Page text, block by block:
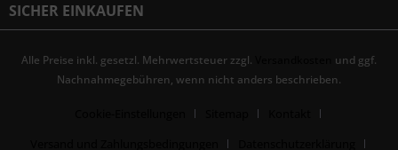
SICHER EINKAUFEN
Alle Preise inkl. gesetzl. Mehrwertsteuer zzgl.
und ggf.
Nachnahmegebühren, wenn nicht anders beschrieben.